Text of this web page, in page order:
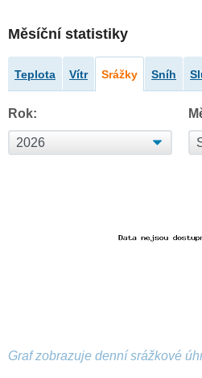
Měsíční statistiky
Teplota Vítr Srážky Sníh
Rok:
Graf zobrazuje denní srážkové